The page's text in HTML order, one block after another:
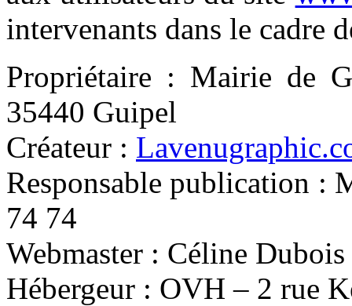
intervenants dans le cadre
Propriétaire : Mairie de
35440 Guipel
Créateur :
Responsable publication :
74 74
Webmaster : Céline
Hébergeur : OVH – 2 rue